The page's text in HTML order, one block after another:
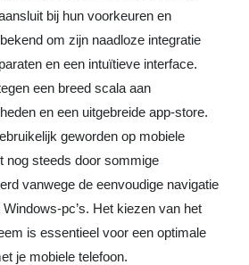
bij hun voorkeuren en
om zijn naadloze integratie
en een intuïtieve interface.
een breed scala aan
en een uitgebreide app-store.
geworden op mobiele
nog steeds door sommige
vanwege de eenvoudige navigatie
pc’s. Het kiezen van het
is essentieel voor een optimale
je mobiele telefoon.